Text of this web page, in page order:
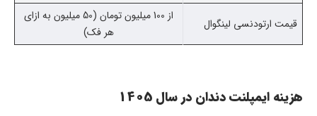
قیمت ارتودنسی لینگوال
از 100 میلیون تومان (50 میلیون به ازای
هر فک)
هزینه ایمپلنت دندان در سال 1405